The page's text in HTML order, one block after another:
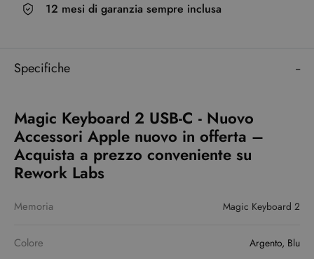
12 mesi di garanzia sempre inclusa
Specifiche
Magic Keyboard 2 USB-C - Nuovo
Accessori Apple nuovo in offerta –
Acquista a prezzo conveniente su
Rework Labs
Memoria Magic Keyboard 2
Colore Argento, Blu